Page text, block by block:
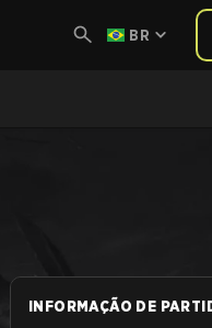
BR
INFORMAÇÃO DE